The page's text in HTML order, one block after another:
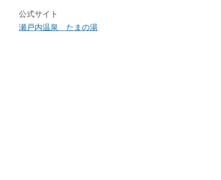
公式サイト
瀬戸内温泉 たまの湯